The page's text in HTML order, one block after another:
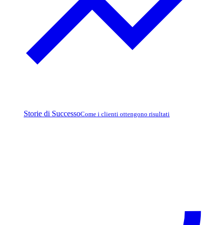
Storie di SuccessoCome i clienti ottengono risultati